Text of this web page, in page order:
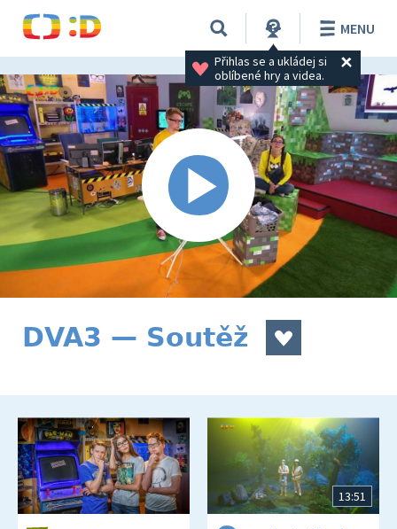
Přihlas se a ukládej si
oblíbené hry a videa.
MENU
DVA3 — Soutěž
13:51